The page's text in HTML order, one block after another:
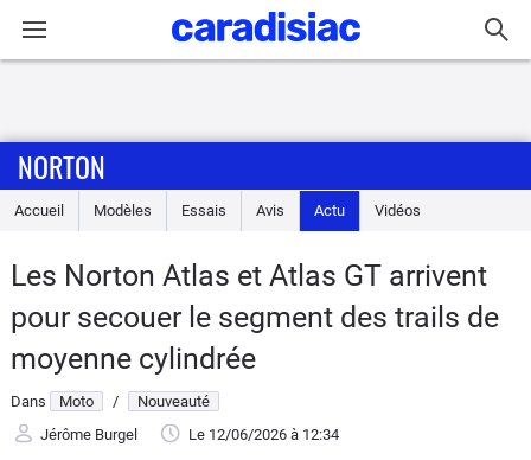
Accueil
Essais
Equipement
Avis
NORTON
Accueil Modèles Essais Avis Actu Vidéos
Les Norton Atlas et Atlas GT arrivent
pour secouer le segment des trails de
moyenne cylindrée
Dans Moto /
Nouveauté
Jérôme Burgel
Le 12/06/2026 à 12:34